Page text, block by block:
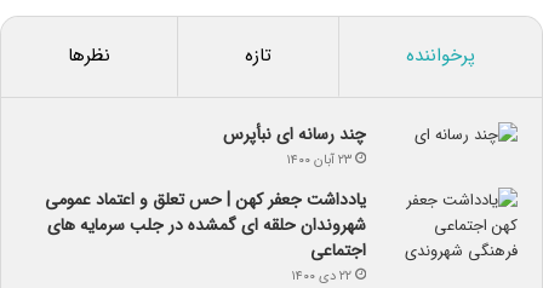
پرخواننده تازه نظرها
چند رسانه ای نبأپرس
۲۳ آبان ۱۴۰۰
یادداشت جعفر کهن | حس تعلق و اعتماد عمومی
شهروندان حلقه ای گمشده در جلب سرمایه های
اجتماعی
۲۲ دی ۱۴۰۰